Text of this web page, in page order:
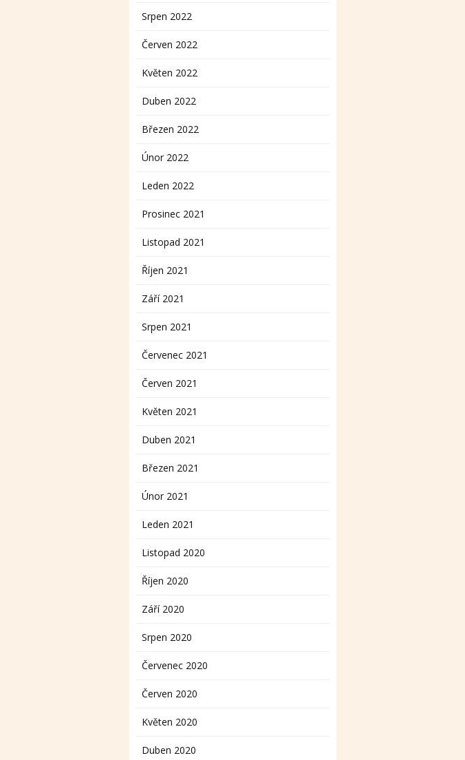
Srpen 2022
Červen 2022
Květen 2022
Duben 2022
Březen 2022
Únor 2022
Leden 2022
Prosinec 2021
Listopad 2021
Říjen 2021
Září 2021
Srpen 2021
Červenec 2021
Červen 2021
Květen 2021
Duben 2021
Březen 2021
Únor 2021
Leden 2021
Listopad 2020
Říjen 2020
Září 2020
Srpen 2020
Červenec 2020
Červen 2020
Květen 2020
Duben 2020